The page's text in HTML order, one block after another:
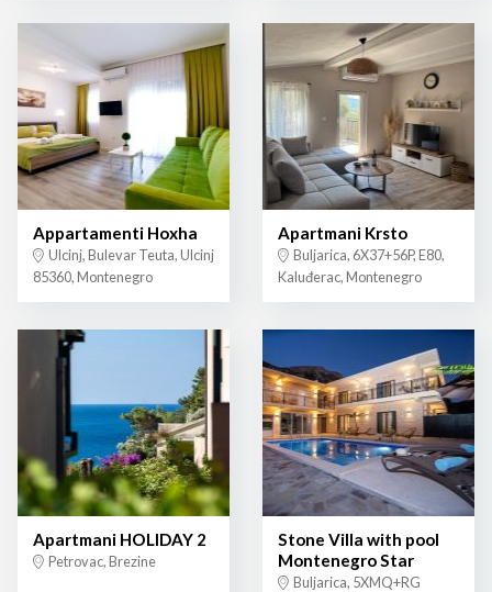
Appartamenti Hoxha
Ulcinj, Bulevar Teuta, Ulcinj
85360, Montenegro
Apartmani Krsto
Buljarica, 6X37+56P, E80,
Kaluđerac, Montenegro
Apartmani HOLIDAY 2
Petrovac, Brezine
Stone Villa with pool
Montenegro Star
Buljarica, 5XMQ+RG